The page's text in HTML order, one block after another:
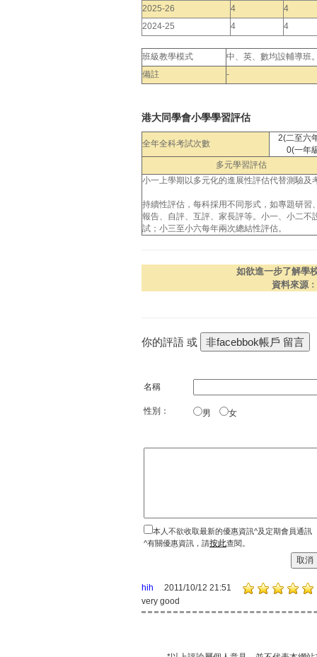
2025-26 4
4
2024-25
4 4
班級教學模式
中、英、數均設輔導班
備註
-
港大同學會小學學習評估
全年全科考試次數
2(二至六
0(一年
多元學習評估
小一上學期以多元化的進展性評估代替測驗及
持續性評估，每科採用不同形式，如專題研習
報告、自評、互評、家長評等。小一、小二不
試；小三至小六每年兩次總結性評估。
如欲進一步了解學
資料來源﹕
你的評語 或
名稱
性別： 男 女
本人不欲收取最新的優惠資訊^及定期會員通訊
^有關優惠資訊，請按此查閱。
hih
2011/10/12 21:51
very good